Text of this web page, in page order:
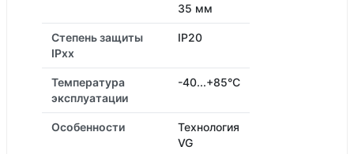
35 мм
Степень защиты
IPxx
IP20
Температура
эксплуатации
-40...+85°C
Особенности
Технология
VG